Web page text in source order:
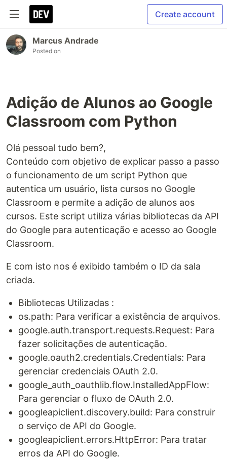
Create account
Marcus Andrade
Posted on
Adição de Alunos ao Google
Classroom com Python
Olá pessoal tudo bem?,
Conteúdo com objetivo de explicar passo a passo
o funcionamento de um script Python que
autentica um usuário, lista cursos no Google
Classroom e permite a adição de alunos aos
cursos. Este script utiliza várias bibliotecas da API
do Google para autenticação e acesso ao Google
Classroom.
E com isto nos é exibido também o ID da sala
criada.
Bibliotecas Utilizadas :
os.path: Para verificar a existência de arquivos.
google.auth.transport.requests.Request: Para
fazer solicitações de autenticação.
google.oauth2.credentials.Credentials: Para
gerenciar credenciais OAuth 2.0.
google_auth_oauthlib.flow.InstalledAppFlow:
Para gerenciar o fluxo de OAuth 2.0.
googleapiclient.discovery.build: Para construir
o serviço de API do Google.
googleapiclient.errors.HttpError: Para tratar
erros da API do Google.